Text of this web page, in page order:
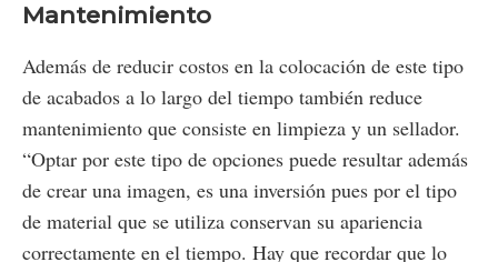
Mantenimiento
Además de reducir costos en la colocación de este tipo
de acabados a lo largo del tiempo también reduce
mantenimiento que consiste en limpieza y un sellador.
“Optar por este tipo de opciones puede resultar además
de crear una imagen, es una inversión pues por el tipo
de material que se utiliza conservan su apariencia
correctamente en el tiempo. Hay que recordar que lo